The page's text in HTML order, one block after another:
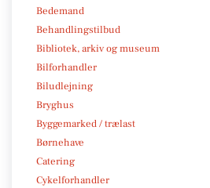
Bedemand
Behandlingstilbud
Bibliotek, arkiv og museum
Bilforhandler
Biludlejning
Bryghus
Byggemarked / trælast
Børnehave
Catering
Cykelforhandler